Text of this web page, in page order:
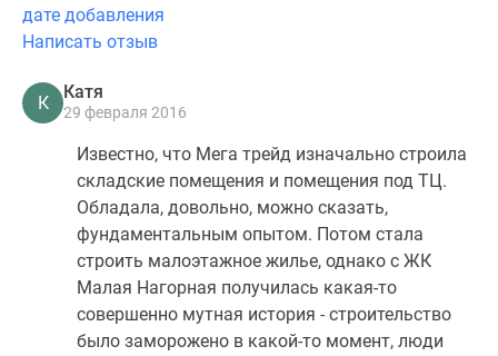
дате добавления
Написать отзыв
К
Катя
29 февраля 2016
Известно, что Мега трейд изначально строила
складские помещения и помещения под ТЦ.
Обладала, довольно, можно сказать,
фундаментальным опытом. Потом стала
строить малоэтажное жилье, однако с ЖК
Малая Нагорная получилась какая-то
совершенно мутная история - строительство
было заморожено в какой-то момент, люди